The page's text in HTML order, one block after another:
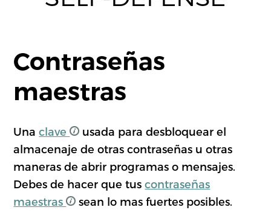
Contraseñas
maestras
Unaclave
usada para desbloquear el
almacenaje de otras contraseñas u otras
maneras de abrir programas o mensajes.
Debes de hacer que tuscontraseñas
maestras
sean lo mas fuertes posibles.